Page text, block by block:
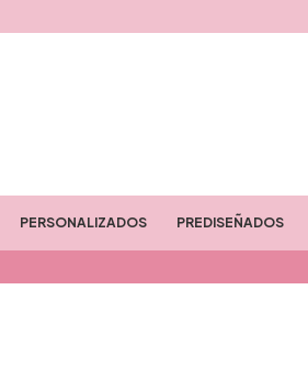
PERSONALIZADOS PREDISEÑADOS